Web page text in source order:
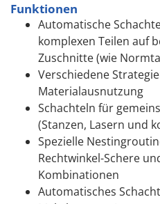
Funktionen
Automatische
komplexen Teilen auf
Zuschnitte (wie
Verschiedene
Materialausnutzung
Schachteln für
(Stanzen, Lasern und
Spezielle
Rechtwinkel-Schere
Kombinationen
Automatisches